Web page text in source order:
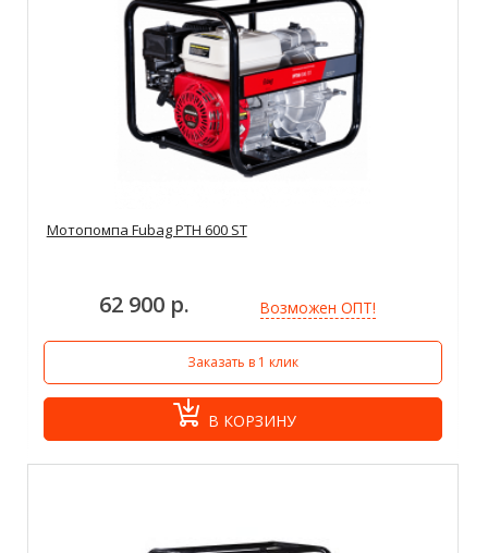
Мотопомпа Fubag PTH 600 ST
62 900 р. Возможен ОПТ!
Заказать в 1 клик
В КОРЗИНУ